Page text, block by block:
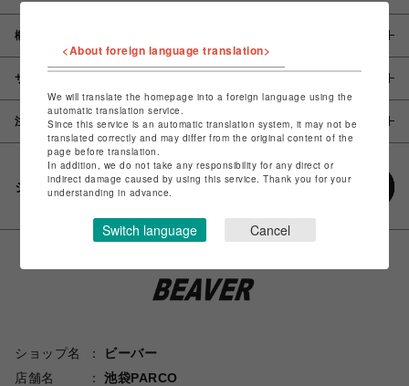
概要
サイズ
注意事項
シェアする
ショップ名
ビーバー
店舗名
池袋PARCO
<About foreign language translation>
We will translate the homepage into a foreign language using the
automatic translation service.
Since this service is an automatic translation system, it may not be
translated correctly and may differ from the original content of the
page before translation.
In addition, we do not take any responsibility for any direct or
indirect damage caused by using this service. Thank you for your
understanding in advance.
Switch language Cancel